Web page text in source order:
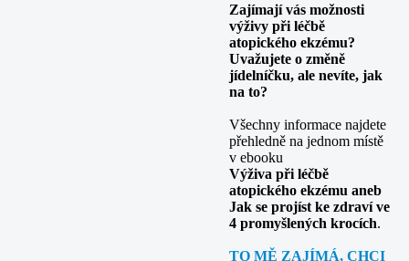
Zajímají vás možnosti
výživy při léčbě
atopického ekzému?
Uvažujete o změně
jídelníčku, ale nevíte, jak
na to?
Všechny informace najdete
přehledně na jednom místě
v ebooku
Výživa při léčbě
atopického ekzému aneb
Jak se projíst ke zdraví ve
4 promyšlených krocích.
TO MĚ ZAJÍMÁ, CHCI